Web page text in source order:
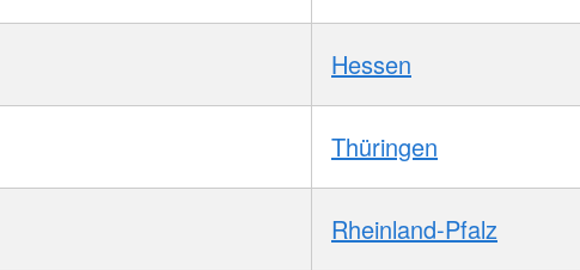
Hessen
Thüringen
Rheinland-Pfalz